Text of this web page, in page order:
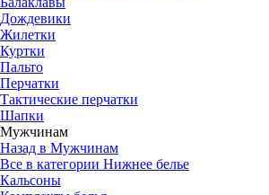
Дождевики
Жилетки
Куртки
Пальто
Перчатки
Тактические перчатки
Шапки
Мужчинам
Назад в Мужчинам
Все в категории Нижнее белье
Кальсоны